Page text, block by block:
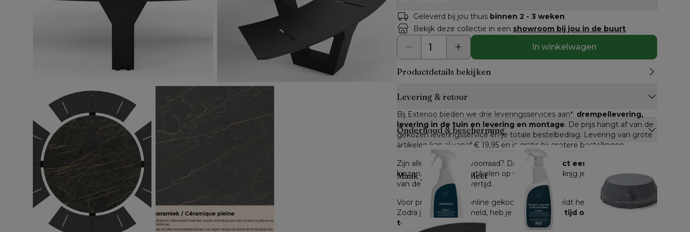
Geleverd bij jou thuis binnen 2 - 3 weken
Bekijk deze collectie in een showroom bij jou in de buurt
In winkelwagen
Productdetails bekijken
Levering & retour
Bij Exterioo bieden we drie leveringsservices aan*: drempellevering,
levering in de tuin en levering en montage. De prijs hangt af van de
gekozen leveringsservice en je totale bestelbedrag. Levering van grote
artikelen kan al vanaf € 19,95 en is gratis bij grotere bestellingen.
Zijn alle artikelen op voorraad? Dan kan je
direct een leverdatum
kiezen. Zijn niet alle artikelen op voorraad, dan krijg je een inschatting
van de verwachte levertijd.
Voor producten die online gekocht worden, geldt het herroepingsrecht.
Zodra je dit hebt gemeld, heb je
14 dagen de tijd om je bestelling
terug te sturen.
Onderhoud & bescherming
Maak je look compleet